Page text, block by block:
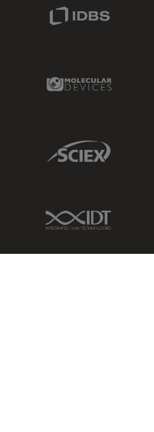
Molecular
Sciex Link
IDT Link